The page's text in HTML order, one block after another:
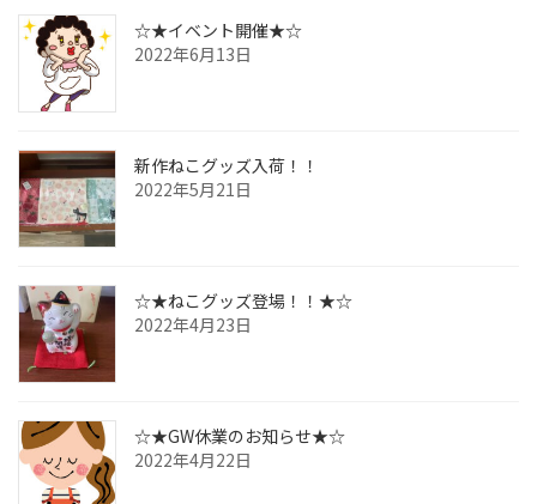
☆★イベント開催★☆
2022年6月13日
新作ねこグッズ入荷！！
2022年5月21日
☆★ねこグッズ登場！！★☆
2022年4月23日
☆★GW休業のお知らせ★☆
2022年4月22日